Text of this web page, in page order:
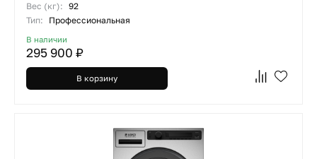
Вес (кг): 92
Тип:
Профессиональная
В наличии
295 900 ₽
В корзину